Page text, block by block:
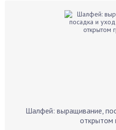
Шалфей: выращивание,
открытом